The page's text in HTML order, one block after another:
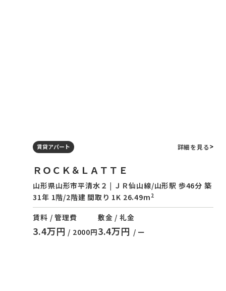
賃貸アパート 詳細を見る
ＲＯＣＫ＆ＬＡＴＴＥ
山形県山形市平清水２ | ＪＲ仙山線/山形駅 歩46分 築
31年 1階/2階建 間取り 1K 26.49m 2
賃料 / 管理費
3.4万円 / 2000円
敷金 / 礼金
3.4万円 / ー